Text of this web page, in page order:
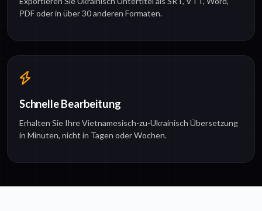
PDF oder in über 30 anderen Formaten.
Schnelle Bearbeitung
Erhalten Sie Ihre Vietnamesisch-zu-Ukrainisch Übersetzung
in Minuten, nicht in Tagen oder Wochen.